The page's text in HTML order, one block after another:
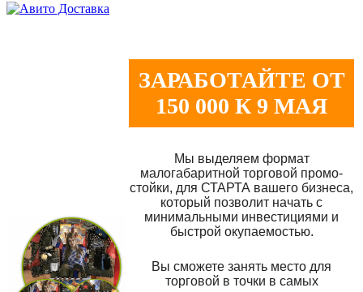
ЗАРАБОТАЙТЕ ОТ
150 000 К 9 МАЯ
Мы выделяем формат
малогабаритной торговой промо-
стойки, для СТАРТА вашего бизнеса,
который позволит начать с
минимальными инвестициями и
быстрой окупаемостью.
Вы сможете занять место для
торговой в точки в самых